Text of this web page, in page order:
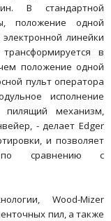
В стандартной
положение одной
линейки
в
положение одной
пульт оператора
исполнение
пилящий механизм,
- делает Edger
и позволяет
по сравнению с
Wood-Mizer
пил, а также